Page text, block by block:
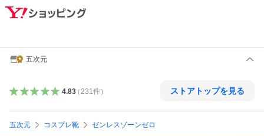
五次元
4.83（ 231件） ストアトップを見る
五次元 コスプレ靴 ゼンレスゾーンゼロ